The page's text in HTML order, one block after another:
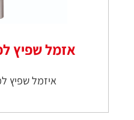
אזמל שפיץ
איזמל שפיץ